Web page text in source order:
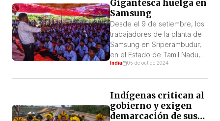
democráticas que hoy se
solidarizan con el pueblo
palestino en la Franja de
Gaza, Cisjordania y Líbano,
recién bombardeado por
Israel y en cuya frontera ya
cobra la vida de más de 597
Gigantesca huelga en
Samsung
Desde el 9 de setiembre, los
trabajadores de la planta de
Samsung en Sriperambudur,
en el Estado de Tamil Nadu,
en el sur de la India, están en
exigiendo un aumento salarial,
entre otras demandas, para
mejorar sus condiciones de
India 05 de out de 2024
Indígenas critican al
gobierno y exigen
demarcación de sus